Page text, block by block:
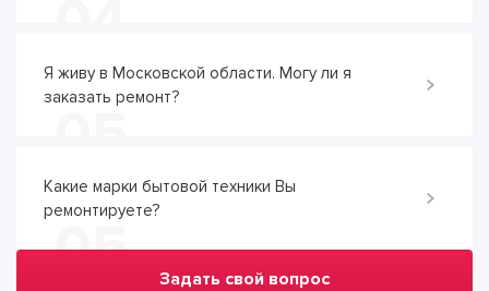
Я живу в Московской области. Могу ли я
заказать ремонт?
Какие марки бытовой техники Вы
ремонтируете?
05 Задать свой вопрос